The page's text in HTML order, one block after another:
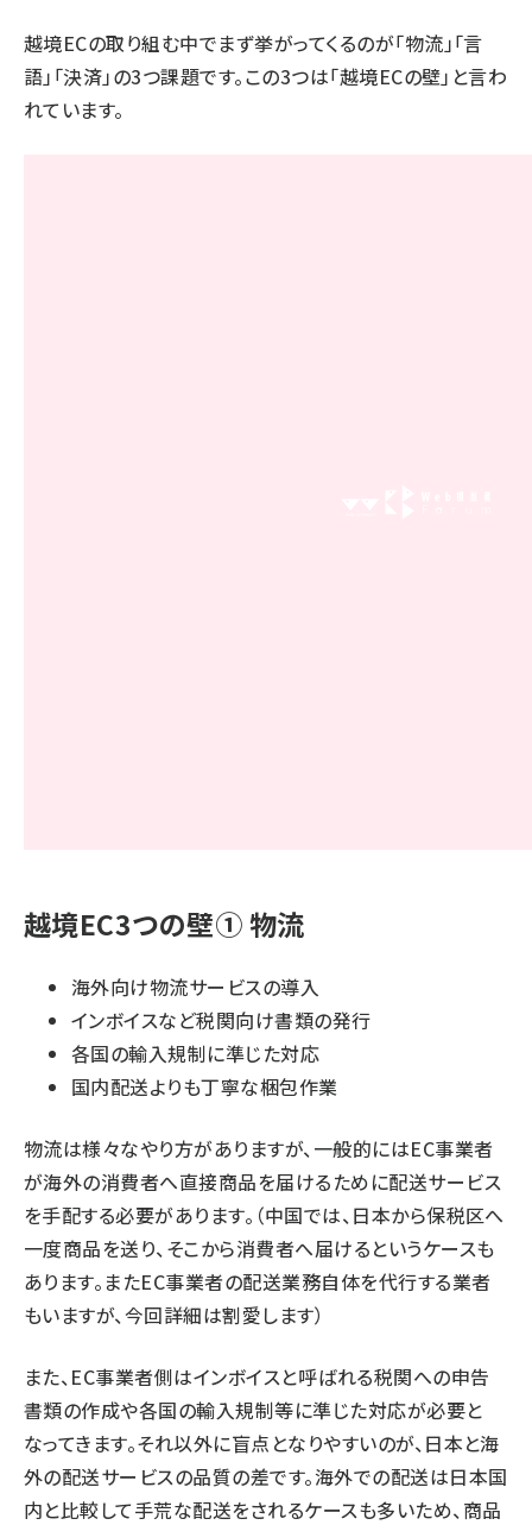
越境ECの取り組む中でまず挙がってくるのが「物流」「言
語」「決済」の3つ課題です。この3つは「越境ECの壁」と言わ
れています。
越境EC3つの壁① 物流
海外向け物流サービスの導入
インボイスなど税関向け書類の発行
各国の輸入規制に準じた対応
国内配送よりも丁寧な梱包作業
物流は様々なやり方がありますが、一般的にはEC事業者
が海外の消費者へ直接商品を届けるために配送サービス
を手配する必要があります。（中国では、日本から保税区へ
一度商品を送り、そこから消費者へ届けるというケースも
あります。またEC事業者の配送業務自体を代行する業者
もいますが、今回詳細は割愛します）
また、EC事業者側はインボイスと呼ばれる税関への申告
書類の作成や各国の輸入規制等に準じた対応が必要と
なってきます。それ以外に盲点となりやすいのが、日本と海
外の配送サービスの品質の差です。海外での配送は日本国
内と比較して手荒な配送をされるケースも多いため、商品